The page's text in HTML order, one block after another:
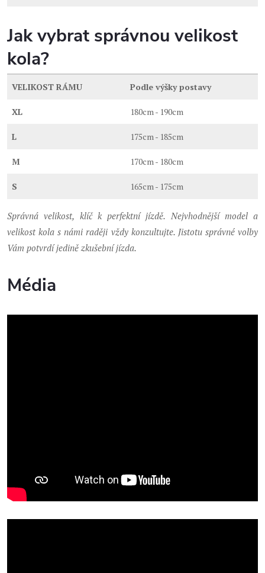
Jak vybrat správnou velikost
kola?
VELIKOST RÁMU Podle výšky postavy
XL 180cm - 190cm
L 175cm - 185cm
M 170cm - 180cm
S 165cm - 175cm
Správná velikost, klíč k perfektní jízdě. Nejvhodnější model a
velikost kola s námi raději vždy konzultujte. Jistotu správné volby
Vám potvrdí jedině zkušební jízda.
Média